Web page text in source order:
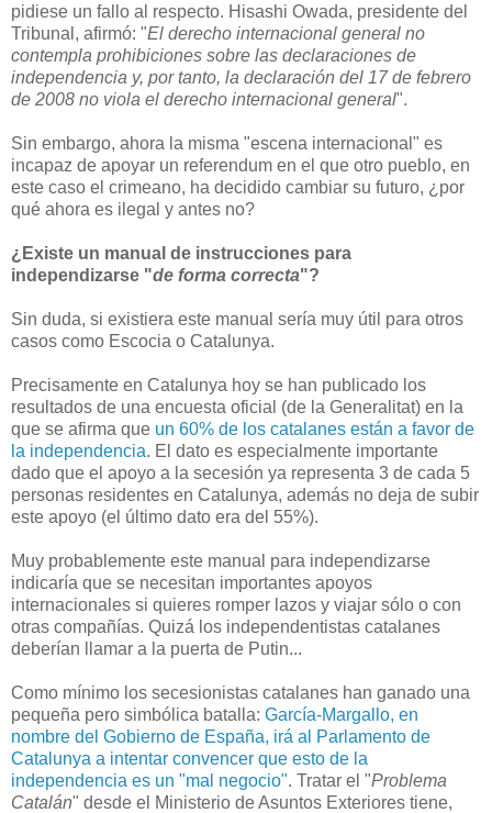
pidiese un fallo al respecto. Hisashi Owada, presidente del
Tribunal, afirmó: "El derecho internacional general no
contempla prohibiciones sobre las declaraciones de
independencia y, por tanto, la declaración del 17 de febrero
de 2008 no viola el derecho internacional general".
Sin embargo, ahora la misma "escena internacional" es
incapaz de apoyar un referendum en el que otro pueblo, en
este caso el crimeano, ha decidido cambiar su futuro, ¿por
qué ahora es ilegal y antes no?
¿Existe un manual de instrucciones para
independizarse "de forma correcta"?
Sin duda, si existiera este manual sería muy útil para otros
casos como Escocia o Catalunya.
Precisamente en Catalunya hoy se han publicado los
resultados de una encuesta oficial (de la Generalitat) en la
que se afirma que un 60% de los catalanes están a favor de
la independencia. El dato es especialmente importante
dado que el apoyo a la secesión ya representa 3 de cada 5
personas residentes en Catalunya, además no deja de subir
este apoyo (el último dato era del 55%).
Muy probablemente este manual para independizarse
indicaría que se necesitan importantes apoyos
internacionales si quieres romper lazos y viajar sólo o con
otras compañías. Quizá los independentistas catalanes
deberían llamar a la puerta de Putin...
Como mínimo los secesionistas catalanes han ganado una
pequeña pero simbólica batalla: García-Margallo, en
nombre del Gobierno de España, irá al Parlamento de
Catalunya a intentar convencer que esto de la
independencia es un "mal negocio". Tratar el "Problema
Catalán" desde el Ministerio de Asuntos Exteriores tiene,